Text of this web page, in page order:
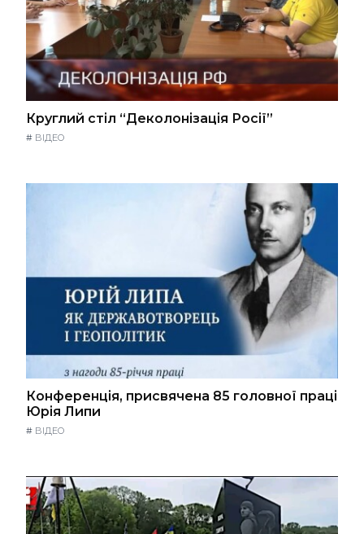
Круглий стіл “Деколонізація Росії”
# ВІДЕО
Конференція, присвячена 85 головної праці
Юрія Липи
# ВІДЕО